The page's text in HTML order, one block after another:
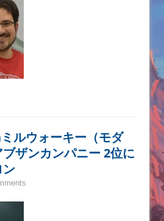
ルウォーキー（モダ
ザンカンパニー 2位に